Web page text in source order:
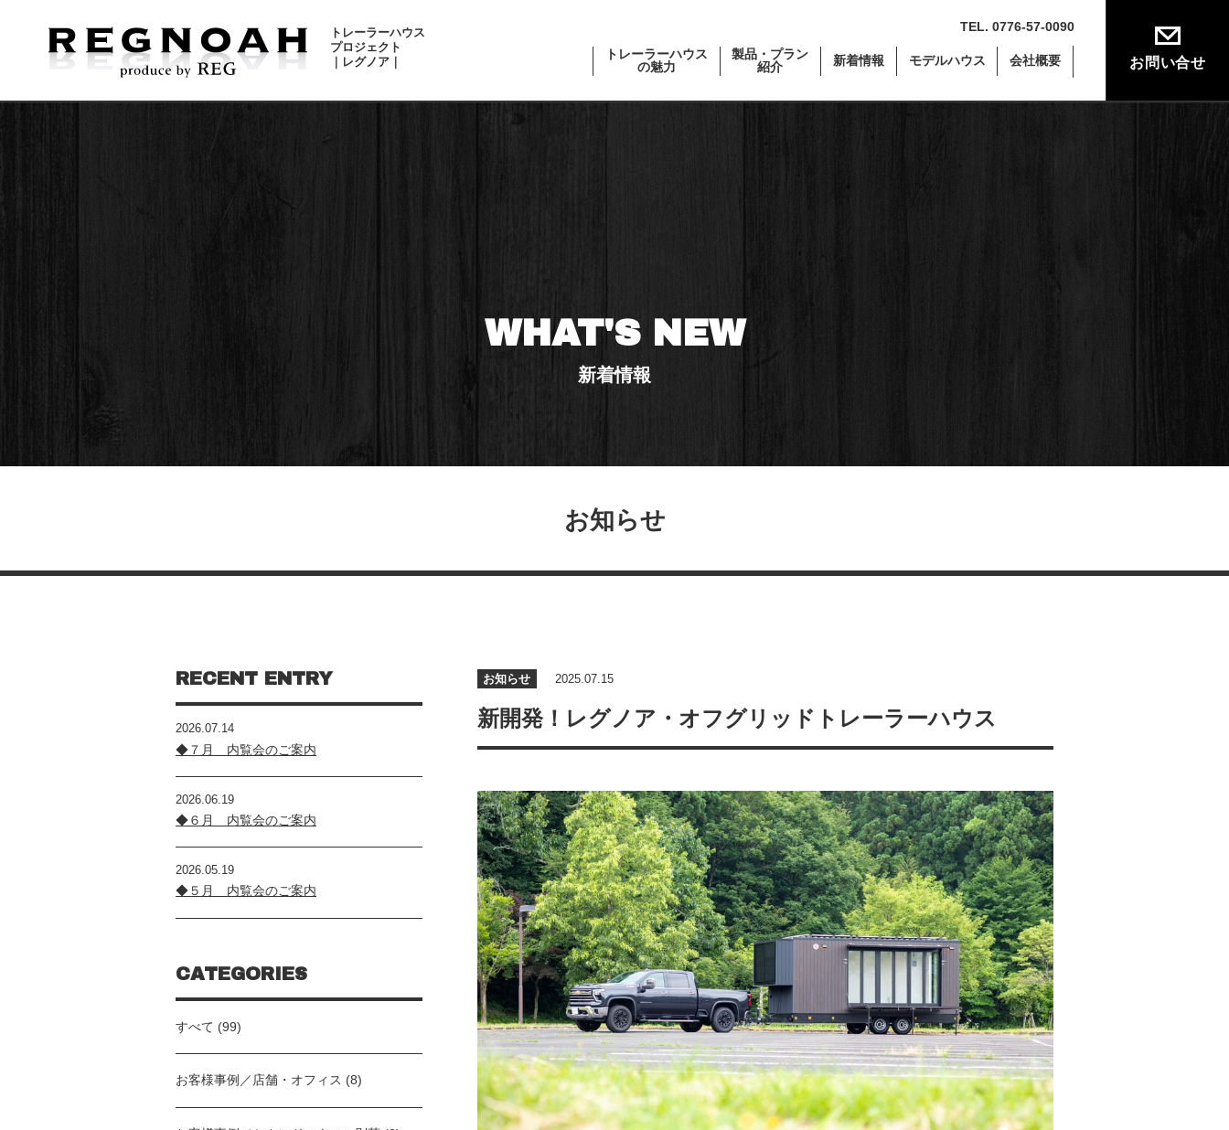
トレーラーハウス
プロジェクト
｜レグノア｜
トレーラーハウス
の魅力
製品・プラン
紹介
新着情報 モデルハウス 会社概要 お問い合せ
TEL. 0776-57-0090
WHAT'S NEW
新着情報
お知らせ
お知らせ 2025.07.15
新開発！レグノア・オフグリッドトレーラーハウス
RECENT ENTRY
2026.07.14
◆７月 内覧会のご案内
2026.06.19
◆６月 内覧会のご案内
2026.05.19
◆５月 内覧会のご案内
CATEGORIES
すべて (99)
お客様事例／店舗・オフィス (8)